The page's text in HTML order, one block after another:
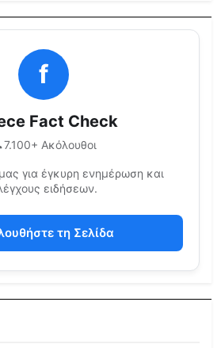
f
Fact Check
7.100+ Ακόλουθοι
για έγκυρη ενημέρωση και
ειδήσεων.
τη Σελίδα